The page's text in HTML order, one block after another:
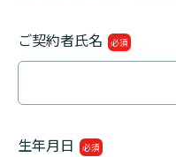
ご契約者氏名 必須
生年月日 必須